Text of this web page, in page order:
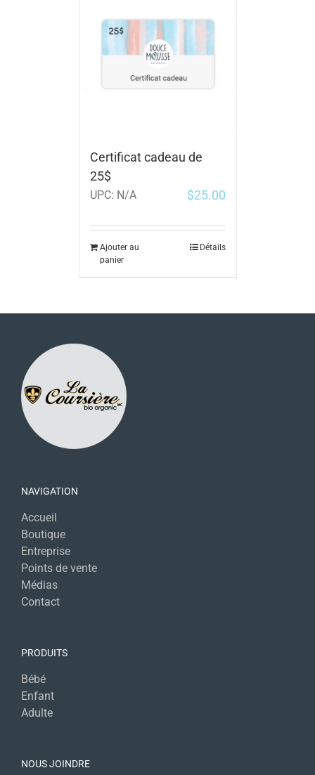
Certificat cadeau de
25$
UPC: N/A $25.00
Ajouter au
panier
Détails
NAVIGATION
Accueil
Boutique
Entreprise
Points de vente
Médias
Contact
PRODUITS
Bébé
Enfant
Adulte
NOUS JOINDRE